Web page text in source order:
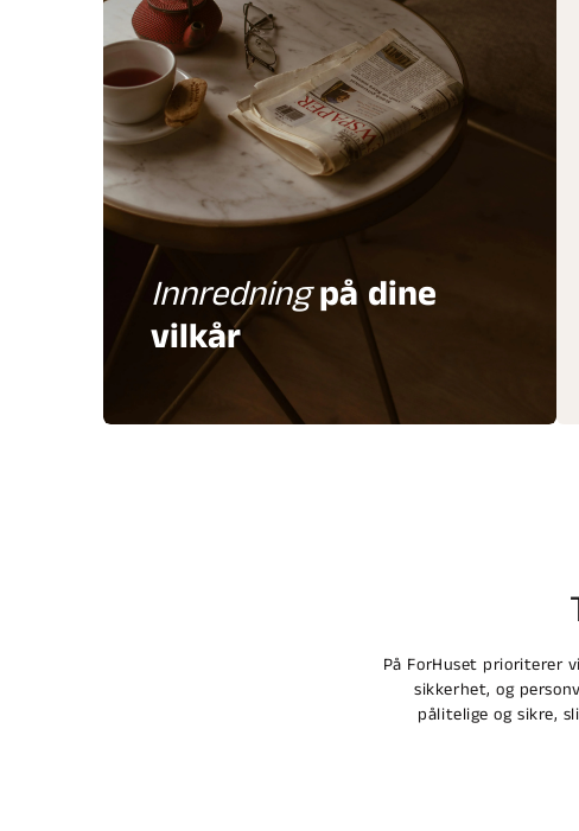
Innredningpå dine
vilkår
På ForHuset prioriterer
sikkerhet, og
pålitelige og sikre,